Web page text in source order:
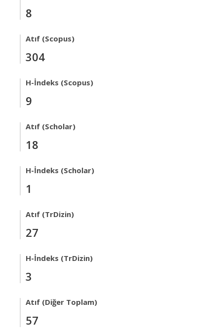
8
Atıf (Scopus)
304
H-İndeks (Scopus)
9
Atıf (Scholar)
18
H-İndeks (Scholar)
1
Atıf (TrDizin)
27
H-İndeks (TrDizin)
3
Atıf (Diğer Toplam)
57